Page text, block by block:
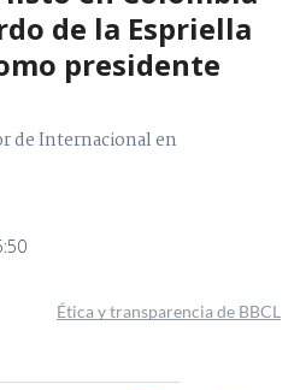
de la Espriella
presidente
de Internacional en
Ética y transparencia de BBCL